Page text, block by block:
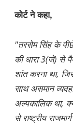
कोर्ट ने कहा,
"तरसेम सिंह के पीछे
की धारा 3(जे) से
शांत करना था,
साथ असमान
अल्पकालिक था,
से राष्ट्रीय